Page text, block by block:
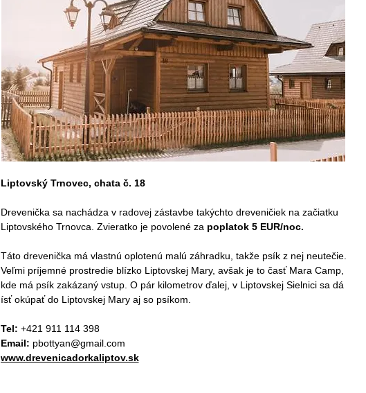
Liptovský Trnovec, chata č. 18
Drevenička sa nachádza v radovej zástavbe takýchto dreveničiek na začiatku
Liptovského Trnovca. Zvieratko je povolené za poplatok 5 EUR/noc.
Táto drevenička má vlastnú oplotenú malú záhradku, takže psík z nej neutečie.
Veľmi príjemné prostredie blízko Liptovskej Mary, avšak je to časť Mara Camp,
kde má psík zakázaný vstup. O pár kilometrov ďalej, v Liptovskej Sielnici sa dá
ísť okúpať do Liptovskej Mary aj so psíkom.
Tel: +421 911 114 398
Email: pbottyan@gmail.com
www.drevenicadorkaliptov.sk